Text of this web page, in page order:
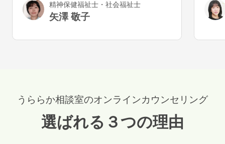
と幸いです。精神保健福祉士・社会福祉士
矢澤 敬子
気
う
うららか相談室のオンラインカウンセリング
選ばれる３つの理由